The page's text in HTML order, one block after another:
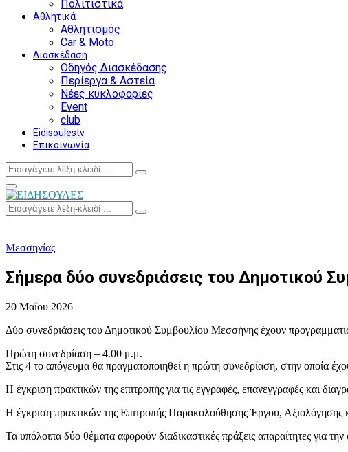
Πολιτιστικά
Αθλητικά
Αθλητισμός
Car & Moto
Διασκέδαση
Οδηγός Διασκέδασης
Περίεργα & Αστεία
Νέες κυκλοφορίες
Event
club
Eidisoulestv
Επικοινωνία
Search
for:
Search
Facebook
Twitter
Instagram
Youtube
Primary
Menu
Search
for:
Search
Μεσσηνίας
Σήμερα δύο συνεδριάσεις του Δημοτικού
20 Μαΐου 2026
Δύο συνεδριάσεις του Δημοτικού Συμβουλίου Μεσσήνης έχουν
Πρώτη συνεδρίαση – 4.00 μ.μ.
Στις 4 το απόγευμα θα πραγματοποιηθεί η πρώτη συνεδρίαση, στην οποία
Η έγκριση πρακτικών της επιτροπής για τις εγγραφές, επανεγγραφές και
Η έγκριση πρακτικών της Επιτροπής Παρακολούθησης Έργου,
Τα υπόλοιπα δύο θέματα αφορούν διαδικαστικές πράξεις απαραίτητες για